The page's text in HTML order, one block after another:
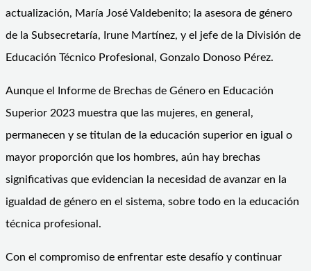
actualización, María José Valdebenito; la asesora de género
de la Subsecretaría, Irune Martínez, y el jefe de la División de
Educación Técnico Profesional, Gonzalo Donoso Pérez.
Aunque el Informe de Brechas de Género en Educación
Superior 2023 muestra que las mujeres, en general,
permanecen y se titulan de la educación superior en igual o
mayor proporción que los hombres, aún hay brechas
significativas que evidencian la necesidad de avanzar en la
igualdad de género en el sistema, sobre todo en la educación
técnica profesional.
Con el compromiso de enfrentar este desafío y continuar